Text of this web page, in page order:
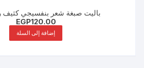
باليت صبغة شعر بنفسيجي كثيف رقم
EGP120.00
إضافة إلى السلة